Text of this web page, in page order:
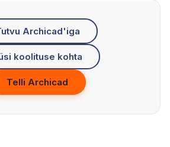
Archicad'iga
koolituse kohta
Telli Archicad